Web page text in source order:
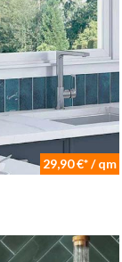
29,90 €* / qm